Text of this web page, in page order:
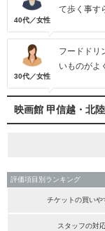
40代／女性
て歩く事す
30代／女性
フードドリ
いものがよ
映画館 甲信越・北陸
評価項目別ランキング
チケットの買いや
スタッフの対